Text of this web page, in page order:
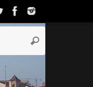
Buscar